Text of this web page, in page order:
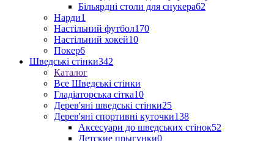
Більярдні столи для снукера62
Нарди1
Настільний футбол170
Настільний хокей10
Покер6
Шведські стінки342
Каталог
Все Шведські стінки
Гладіаторська сітка10
Дерев'яні шведські стінки25
Дерев'яні спортивні куточки138
Аксесуари до шведських стінок52
Детские прыгунки0